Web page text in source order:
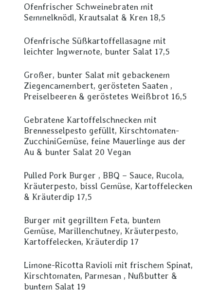
Ofenfrischer Schweinebraten mit
Semmelknödl, Krautsalat & Kren 18,5
Ofenfrische Süßkartoffellasagne mit
leichter Ingwernote, bunter Salat 17,5
Großer, bunter Salat mit gebackenem
Ziegencamembert, gerösteten Saaten ,
Preiselbeeren & geröstetes Weißbrot 16,5
Gebratene Kartoffelschnecken mit
Brennesselpesto gefüllt, Kirschtomaten-
ZucchiniGemüse, feine Mauerlinge aus der
Au & bunter Salat 20 Vegan
Pulled Pork Burger , BBQ – Sauce, Rucola,
Kräuterpesto, bissl Gemüse, Kartoffelecken
& Kräuterdip 17,5
Burger mit gegrilltem Feta, buntem
Gemüse, Marillenchutney, Kräuterpesto,
Kartoffelecken, Kräuterdip 17
Limone-Ricotta Ravioli mit frischem Spinat,
Kirschtomaten, Parmesan , Nußbutter &
buntem Salat 19